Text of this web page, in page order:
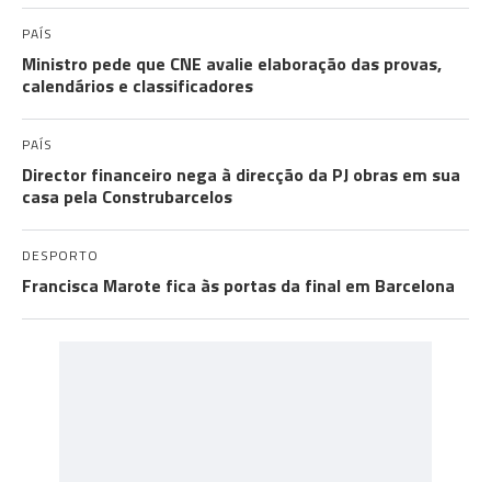
PAÍS
Ministro pede que CNE avalie elaboração das provas,
calendários e classificadores
PAÍS
Director financeiro nega à direcção da PJ obras em sua
casa pela Construbarcelos
DESPORTO
Francisca Marote fica às portas da final em Barcelona